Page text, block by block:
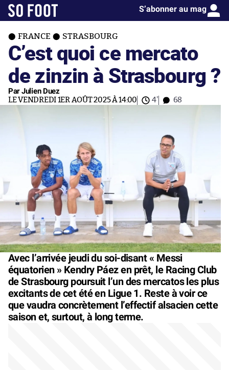
S’abonner au mag
FRANCE STRASBOURG
C’est quoi ce mercato
de zinzin à Strasbourg ?
Par Julien Duez
LE VENDREDI 1ER AOÛT 2025 À 14:00 4' 68
Avec l’arrivée jeudi du soi-disant « Messi
équatorien » Kendry Páez en prêt, le Racing Club
de Strasbourg poursuit l’un des mercatos les plus
excitants de cet été en Ligue 1. Reste à voir ce
que vaudra concrètement l’effectif alsacien cette
saison et, surtout, à long terme.